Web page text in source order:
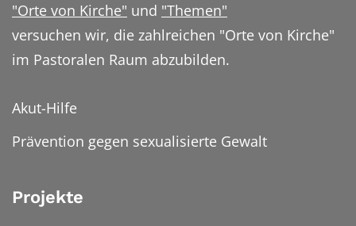
"Orte von Kirche" und "Themen"
versuchen wir, die zahlreichen "Orte von Kirche"
im Pastoralen Raum abzubilden.
Akut-Hilfe
Prävention gegen sexualisierte Gewalt
Projekte